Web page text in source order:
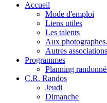
Accueil
Mode d'emploi
Liens utiles
Les talents
Aux
Autres associations
Programmes
Planning
C.R. Randos
Jeudi
Dimanche